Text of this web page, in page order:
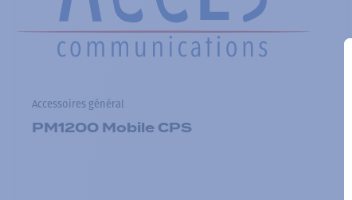
Accessoires général
PM1200 Mobile CPS